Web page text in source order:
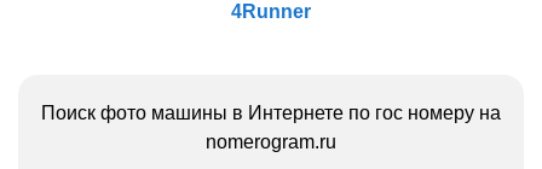
4Runner
Поиск фото машины в Интернете по гос номеру на
nomerogram.ru